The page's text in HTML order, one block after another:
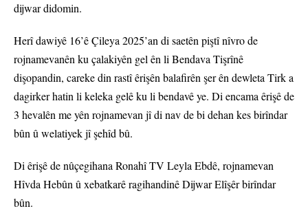
dijwar didomin.
Herî dawiyê 16’ê Çileya 2025’an di saetên piştî nîvro de
rojnamevanên ku çalakiyên gel ên li Bendava Tişrînê
dişopandin, careke din rastî êrişên balafirên şer ên dewleta Tirk a
dagirker hatin li keleka gelê ku li bendavê ye. Di encama êrişê de
3 hevalên me yên rojnamevan jî di nav de bi dehan kes birîndar
bûn û welatiyek jî şehîd bû.
Di êrişê de nûçegihana Ronahî TV Leyla Ebdê, rojnamevan
Hîvda Hebûn û xebatkarê ragihandinê Dijwar Elîşêr birîndar
bûn.